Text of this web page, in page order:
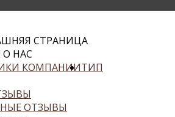
СТРАНИЦА
О НАС
КОМПАНИИ
ОТЗЫВЫ
ТИП